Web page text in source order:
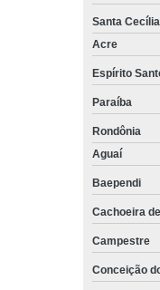
Santa Cecília
Acre
Espírito
Paraíba
Rondônia
Aguaí
Baependi
Cachoeira
Campestre
Conceição